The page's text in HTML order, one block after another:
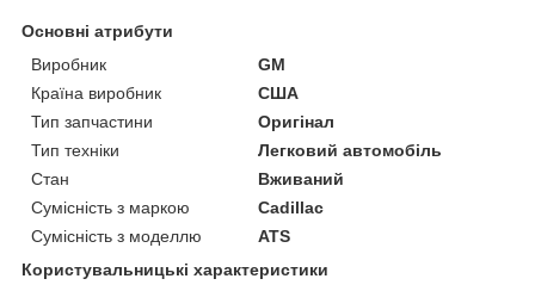
Основні атрибути
Виробник
GM
Країна виробник
США
Тип запчастини
Оригінал
Тип техніки
Легковий автомобіль
Стан
Вживаний
Сумісність з маркою
Cadillac
Сумісність з моделлю
ATS
Користувальницькі характеристики